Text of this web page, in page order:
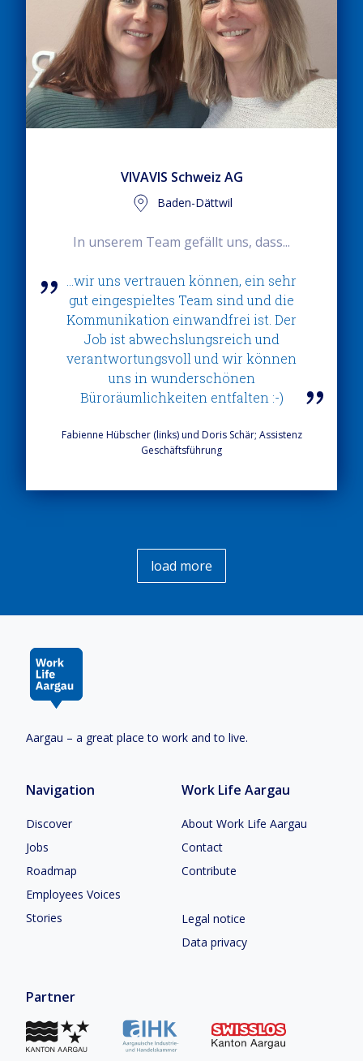
VIVAVIS Schweiz AG
Baden-Dättwil
In unserem Team gefällt uns, dass...
...wir uns vertrauen können, ein sehr
gut eingespieltes Team sind und die
Kommunikation einwandfrei ist. Der
Job ist abwechslungsreich und
verantwortungsvoll und wir können
uns in wunderschönen
Büroräumlichkeiten entfalten :-)
Fabienne Hübscher (links) und Doris Schär; Assistenz
Geschäftsführung
load more
Aargau – a great place to work and to live.
Navigation
Discover
Jobs
Roadmap
Employees Voices
Stories
Work Life Aargau
About Work Life Aargau
Contact
Contribute
Legal notice
Data privacy
Partner